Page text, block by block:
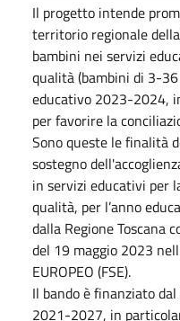
Il progetto intende
territorio regionale
bambini nei servizi
qualità (bambini di 3-
educativo 2023-2024,
per favorire la
Sono queste le finalità
sostegno
in servizi educativi per
qualità, per l’anno
dalla Regione Toscana
del 19 maggio 2023
EUROPEO (FSE).
Il bando è finanziato
2021-2027, in